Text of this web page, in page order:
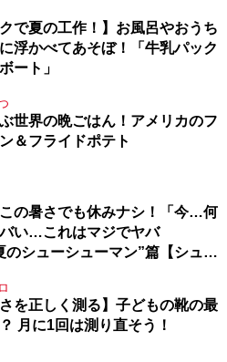
クで夏の工作！】お風呂やおうち
浮かべてあそぼ！「牛乳パック
ート」
世界の晩ごはん！アメリカのフ
＆フライドポテト
の暑さでも休みナシ！「今…何
い…これはマジでヤバ
シューシューマン”篇【シュー
さを正しく測る】子どもの靴の最
月に1回は測り直そう！